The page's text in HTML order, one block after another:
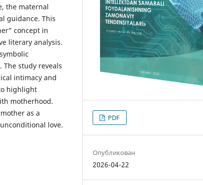
the maternal
guidance. This
concept in
literary analysis.
study reveals
intimacy and
highlight
motherhood.
as a
love.
PDF
Опубликован
2026-04-22